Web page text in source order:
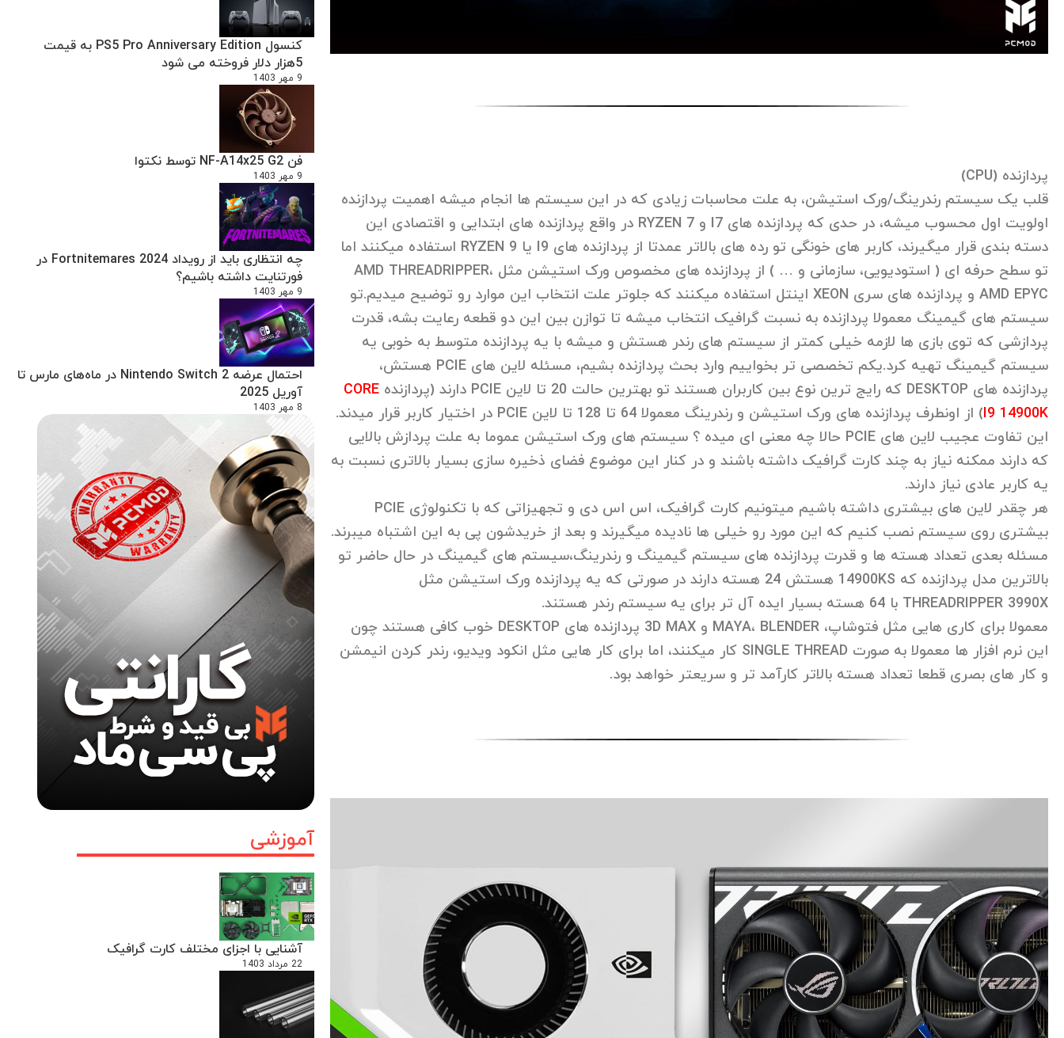
کنسول PS5 Pro Anniversary Edition به قیمت
5هزار دلار فروخته می شود
9 مهر 1403
فن NF-A14x25 G2 توسط نکتوا
9 مهر 1403
چه انتظاری باید از رویداد Fortnitemares 2024 در
فورتنایت داشته باشیم؟
9 مهر 1403
احتمال عرضه Nintendo Switch 2 در ماه‌های مارس تا
آوریل 2025
8 مهر 1403
آموزشی
آشنایی با اجزای مختلف کارت گرافیک
22 مرداد 1403
پردازنده (CPU)
قلب یک سیستم رندرینگ/ورک استیشن، به علت محاسبات زیادی که در این سیستم ها انجام میشه اهمیت پردازنده
اولویت اول محسوب میشه، در حدی که پردازنده های I7 و RYZEN 7 در واقع پردازنده های ابتدایی و اقتصادی این
دسته بندی قرار میگیرند، کاربر های خونگی تو رده های بالاتر عمدتا از پردازنده های I9 یا RYZEN 9 استفاده میکنند اما
تو سطح حرفه ای ( استودیویی، سازمانی و … ) از پردازنده های مخصوص ورک استیشن مثل AMD THREADRIPPER،
AMD EPYC و پردازنده های سری XEON اینتل استفاده میکنند که جلوتر علت انتخاب این موارد رو توضیح میدیم.تو
سیستم های گیمینگ معمولا پردازنده به نسبت گرافیک انتخاب میشه تا توازن بین این دو قطعه رعایت بشه، قدرت
پردازشی که توی بازی ها لازمه خیلی کمتر از سیستم های رندر هستش و میشه با یه پردازنده متوسط به خوبی یه
سیستم گیمینگ تهیه کرد.یکم تخصصی تر بخواییم وارد بحث پردازنده بشیم، مسئله لاین های PCIE هستش،
پردازنده های DESKTOP که رایج ترین نوع بین کاربران هستند تو بهترین حالت 20 تا لاین PCIE دارند (پردازنده
CORE
I9 14900K) از اونطرف پردازنده های ورک استیشن و رندرینگ معمولا 64 تا 128 تا لاین PCIE در اختیار کاربر قرار میدند.
این تفاوت عجیب لاین های PCIE حالا چه معنی ای میده ؟ سیستم های ورک استیشن عموما به علت پردازش بالایی
که دارند ممکنه نیاز به چند کارت گرافیک داشته باشند و در کنار این موضوع فضای ذخیره سازی بسیار بالاتری نسبت به
یه کاربر عادی نیاز دارند.
هر چقدر لاین های بیشتری داشته باشیم میتونیم کارت گرافیک، اس اس دی و تجهیزاتی که با تکنولوژی PCIE
بیشتری روی سیستم نصب کنیم که این مورد رو خیلی ها نادیده میگیرند و بعد از خریدشون پی به این اشتباه میبرند.
مسئله بعدی تعداد هسته ها و قدرت پردازنده های سیستم گیمینگ و رندرینگ،سیستم های گیمینگ در حال حاضر تو
بالاترین مدل پردازنده که 14900KS هستش 24 هسته دارند در صورتی که یه پردازنده ورک استیشن مثل
THREADRIPPER 3990X با 64 هسته بسیار ایده آل تر برای یه سیستم رندر هستند.
معمولا برای کاری هایی مثل فتوشاپ، MAYA، BLENDER و 3D MAX پردازنده های DESKTOP خوب کافی هستند چون
این نرم افزار ها معمولا به صورت SINGLE THREAD کار میکنند، اما برای کار هایی مثل انکود ویدیو، رندر کردن انیمشن
و کار های بصری قطعا تعداد هسته بالاتر کارآمد تر و سریعتر خواهد بود.